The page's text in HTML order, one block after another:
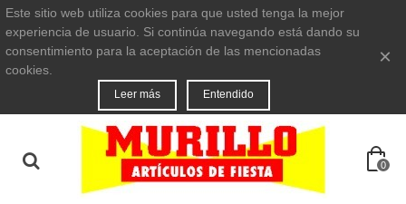
Este sitio web utiliza cookies para que usted tenga la mejor
experiencia de usuario. Si continúa navegando está dando su
consentimiento para la aceptación de las mencionadas
cookies.
Leer más Entendido
×
0